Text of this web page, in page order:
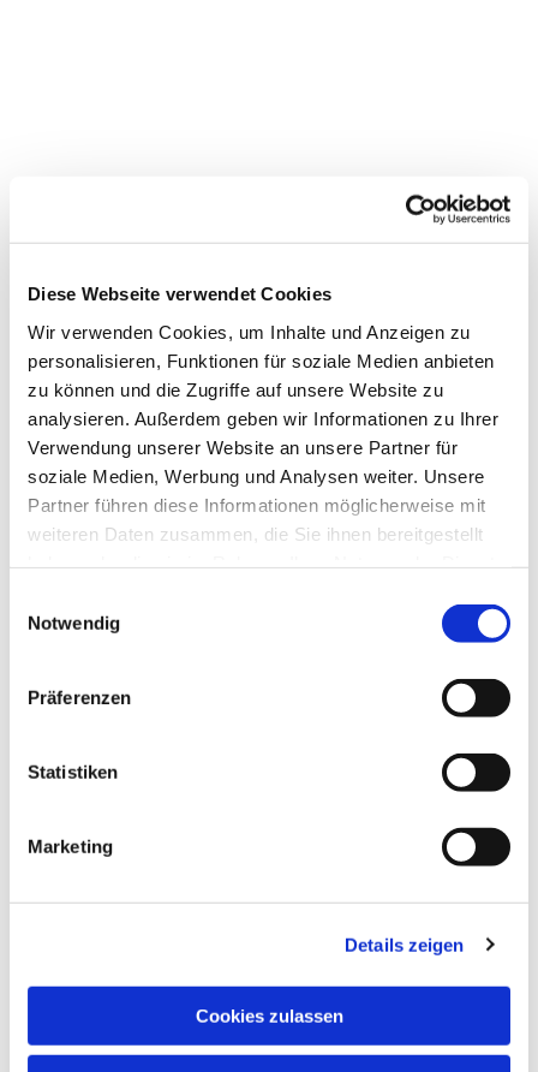
Diese Webseite verwendet Cookies
Wir verwenden Cookies, um Inhalte und Anzeigen zu
personalisieren, Funktionen für soziale Medien anbieten
zu können und die Zugriffe auf unsere Website zu
analysieren. Außerdem geben wir Informationen zu Ihrer
Verwendung unserer Website an unsere Partner für
soziale Medien, Werbung und Analysen weiter. Unsere
Partner führen diese Informationen möglicherweise mit
weiteren Daten zusammen, die Sie ihnen bereitgestellt
Notwendig
Präferenzen
Statistiken
Marketing
Details zeigen
Cookies zulassen
Dies könnte Sie auch
interessieren